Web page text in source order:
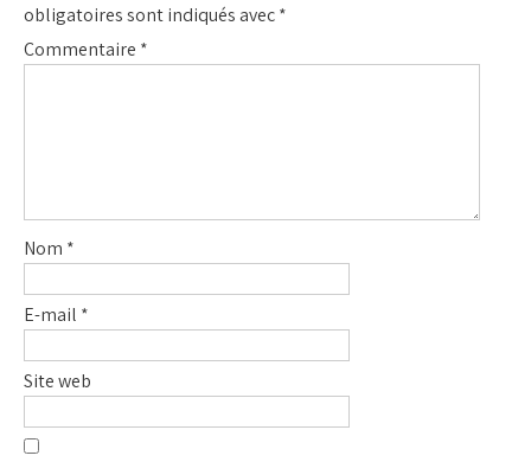
obligatoires sont indiqués avec*
Commentaire *
Nom *
E-mail *
Site web